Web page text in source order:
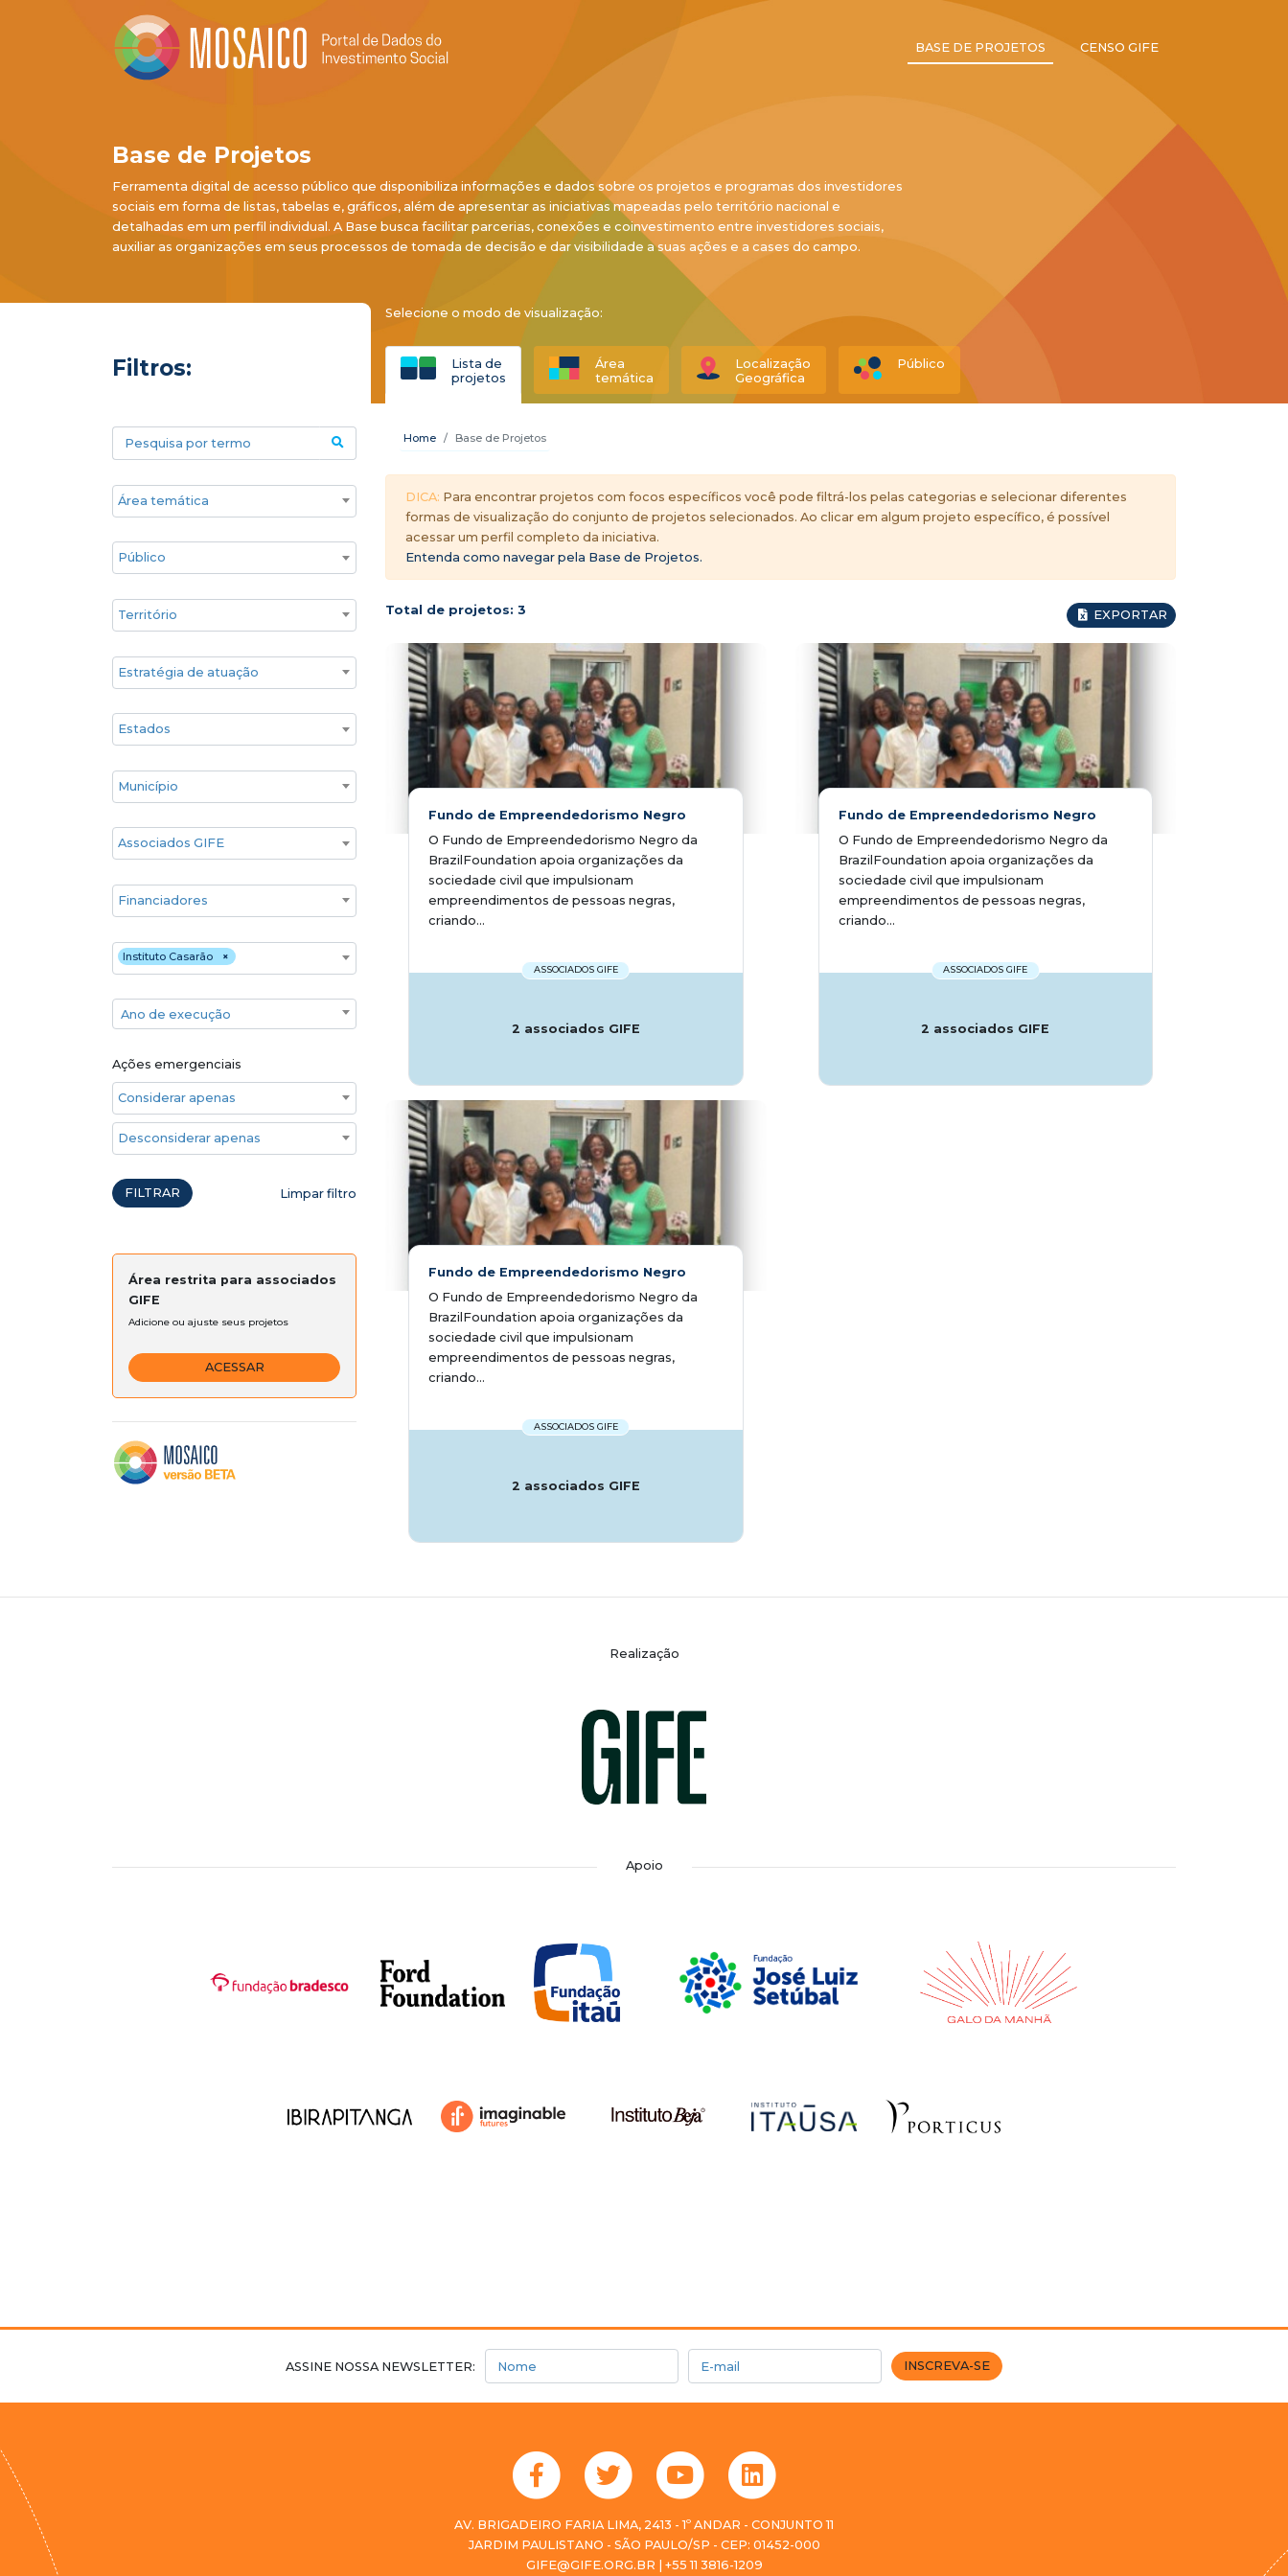
BASE DE PROJETOS CENSO GIFE
Base de Projetos
Ferramenta digital de acesso público que disponibiliza informações e dados sobre os projetos e programas dos investidores
sociais em forma de listas, tabelas e, gráficos, além de apresentar as iniciativas mapeadas pelo território nacional e
detalhadas em um perfil individual. A Base busca facilitar parcerias, conexões e coinvestimento entre investidores sociais,
auxiliar as organizações em seus processos de tomada de decisão e dar visibilidade a suas ações e a cases do campo.
Filtros:
Selecione o modo de visualização:
Lista de
projetos
Área
temática
Localização
Geográfica
Público
Pesquisa por termo
Áreas temáticas
Público
Territórios
Estratégia de atuação
Estado
Cidade
Associados GIFE
Financiadores
Executores ×
Instituto Casarão
Ano de execução
Ano de execução
Ações emergenciais
Considerar apenas ações emergenciais
Desconsiderar apenas ações emergenciais
FILTRAR Limpar filtro
Área restrita para associados
GIFE
Adicione ou ajuste seus projetos
ACESSAR
Home Base de Projetos
DICA: Para encontrar projetos com focos específicos você pode filtrá-los pelas categorias e selecionar diferentes
formas de visualização do conjunto de projetos selecionados. Ao clicar em algum projeto específico, é possível
acessar um perfil completo da iniciativa.
Entenda como navegar pela Base de Projetos.
Total de projetos: 3 EXPORTAR
Fundo de Empreendedorismo Negro
O Fundo de Empreendedorismo Negro da
BrazilFoundation apoia organizações da
sociedade civil que impulsionam
empreendimentos de pessoas negras,
criando...
ASSOCIADOS GIFE
2 associados GIFE
Fundo de Empreendedorismo Negro
O Fundo de Empreendedorismo Negro da
BrazilFoundation apoia organizações da
sociedade civil que impulsionam
empreendimentos de pessoas negras,
criando...
ASSOCIADOS GIFE
2 associados GIFE
Fundo de Empreendedorismo Negro
O Fundo de Empreendedorismo Negro da
BrazilFoundation apoia organizações da
sociedade civil que impulsionam
empreendimentos de pessoas negras,
criando...
ASSOCIADOS GIFE
2 associados GIFE
Realização
Apoio
ASSINE NOSSA NEWSLETTER:Nome E-mail INSCREVA-SE
AV. BRIGADEIRO FARIA LIMA, 2413 - 1º ANDAR - CONJUNTO 11
JARDIM PAULISTANO - SÃO PAULO/SP - CEP: 01452-000
GIFE@GIFE.ORG.BR | +55 11 3816-1209